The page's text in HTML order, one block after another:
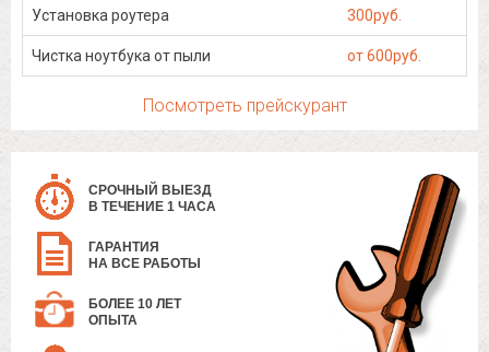
Установка роутера 300руб.
Чистка ноутбука от пыли от 600руб.
Посмотреть прейскурант
СРОЧНЫЙ ВЫЕЗД
В ТЕЧЕНИЕ 1 ЧАСА
ГАРАНТИЯ
НА ВСЕ РАБОТЫ
БОЛЕЕ 10 ЛЕТ
ОПЫТА